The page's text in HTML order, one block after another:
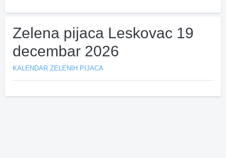
Zelena pijaca Leskovac 19
decembar 2026
KALENDAR ZELENIH PIJACA